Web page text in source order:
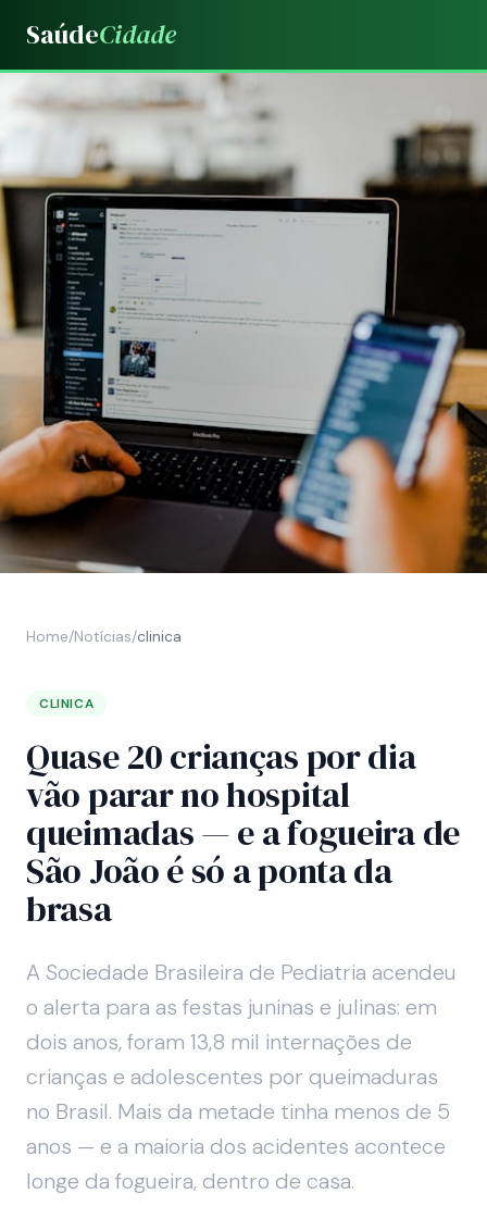
SaúdeCidade
Home/Notícias/clinica
CLINICA
Quase 20 crianças por dia
vão parar no hospital
queimadas — e a fogueira de
São João é só a ponta da
brasa
A Sociedade Brasileira de Pediatria acendeu
o alerta para as festas juninas e julinas: em
dois anos, foram 13,8 mil internações de
crianças e adolescentes por queimaduras
no Brasil. Mais da metade tinha menos de 5
anos — e a maioria dos acidentes acontece
longe da fogueira, dentro de casa.